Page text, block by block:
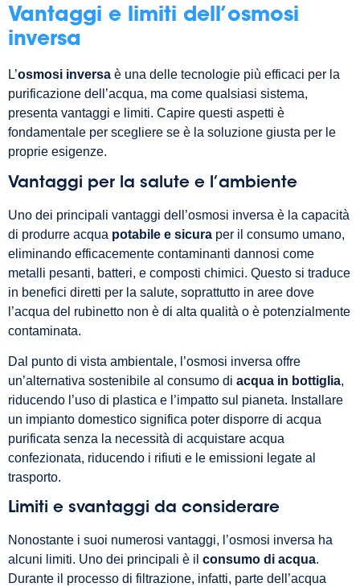
Vantaggi e limiti dell’osmosi
inversa
L’osmosi inversa è una delle tecnologie più efficaci per la
purificazione dell’acqua, ma come qualsiasi sistema,
presenta vantaggi e limiti. Capire questi aspetti è
fondamentale per scegliere se è la soluzione giusta per le
proprie esigenze.
Vantaggi per la salute e l’ambiente
Uno dei principali vantaggi dell’osmosi inversa è la capacità
di produrre acqua potabile e sicura per il consumo umano,
eliminando efficacemente contaminanti dannosi come
metalli pesanti, batteri, e composti chimici. Questo si traduce
in benefici diretti per la salute, soprattutto in aree dove
l’acqua del rubinetto non è di alta qualità o è potenzialmente
contaminata.
Dal punto di vista ambientale, l’osmosi inversa offre
un’alternativa sostenibile al consumo di acqua in bottiglia,
riducendo l’uso di plastica e l’impatto sul pianeta. Installare
un impianto domestico significa poter disporre di acqua
purificata senza la necessità di acquistare acqua
confezionata, riducendo i rifiuti e le emissioni legate al
trasporto.
Limiti e svantaggi da considerare
Nonostante i suoi numerosi vantaggi, l’osmosi inversa ha
alcuni limiti. Uno dei principali è il consumo di acqua.
Durante il processo di filtrazione, infatti, parte dell’acqua